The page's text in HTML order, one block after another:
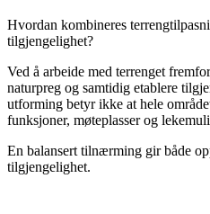
Hvordan kombineres
tilgjengelighet?
Ved å arbeide med terrenget
naturpreg og samtidig etablere
utforming betyr ikke at hele
funksjoner, møteplasser og
En balansert tilnærming gir både
tilgjengelighet.